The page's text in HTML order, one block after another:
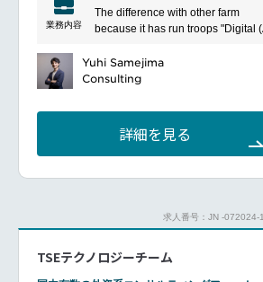
ョン、スタートアップ投資、イン
・施策実行支援
■具体的な仕事例：
・ベンチャー企業との連携：
CVC設立、ベンチャー企業への出
新規事業仮設構築～検証、イント
ご経験いただけます。
・海外スタートアップ企業の最先
が学べます。
・事業立ち上げからグロースまで
ンを提供することを目指しており
グカンパニーとして知られていま
などの分野で深い専門知識と経験
クライアントに対して戦略的なパ
業務内容
The difference with other farm
because it has run troops "Digital
"business process outsourcing" to
I realize the strategy that was
next of customers from strategy
basis.
Way of working:
There is also a busy time and
or less, there is also a
most women have to return to
Yuhi Samejima
Consulting
詳細を見る
求人番号：JN -072024-
TSEテクノロジーチーム